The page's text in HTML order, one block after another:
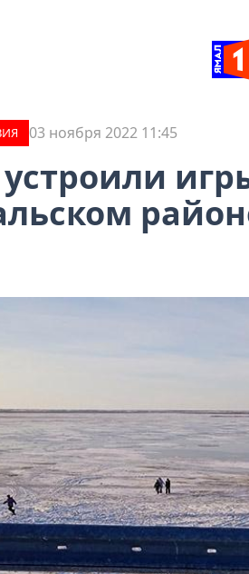
03 ноября 2022 11:45